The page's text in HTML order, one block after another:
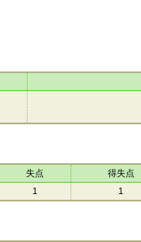
失点 得失点
1 1